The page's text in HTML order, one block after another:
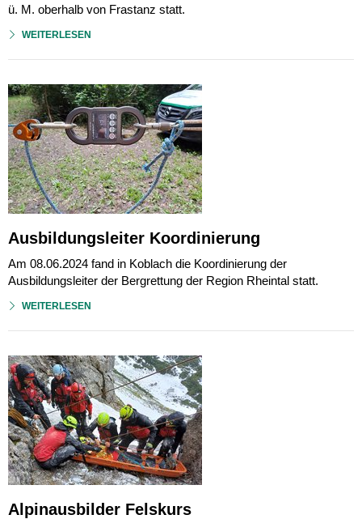
ü. M. oberhalb von Frastanz statt.
WEITERLESEN
Ausbildungsleiter Koordinierung
Am 08.06.2024 fand in Koblach die Koordinierung der
Ausbildungsleiter der Bergrettung der Region Rheintal statt.
WEITERLESEN
Alpinausbilder Felskurs